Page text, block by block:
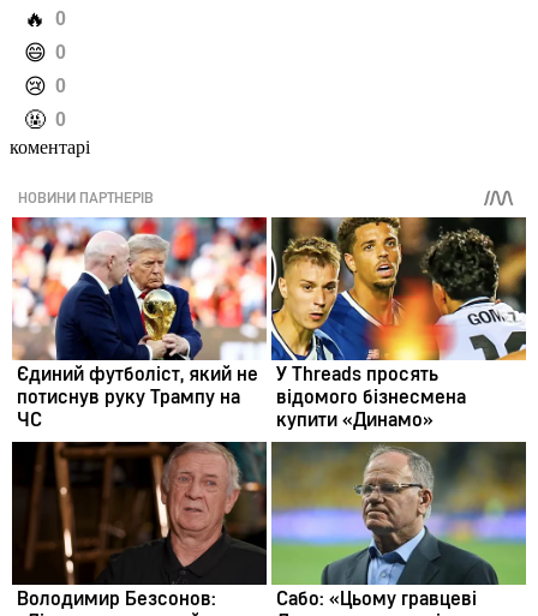
️🔥 0
️😄 0
️😢 0
️🤬 0
коментарі